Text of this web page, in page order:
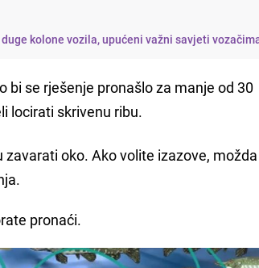
kolone vozila, upućeni važni savjeti
se rješenje pronašlo za manje od 30
locirati skrivenu ribu.
oko. Ako volite izazove,
pronaći.